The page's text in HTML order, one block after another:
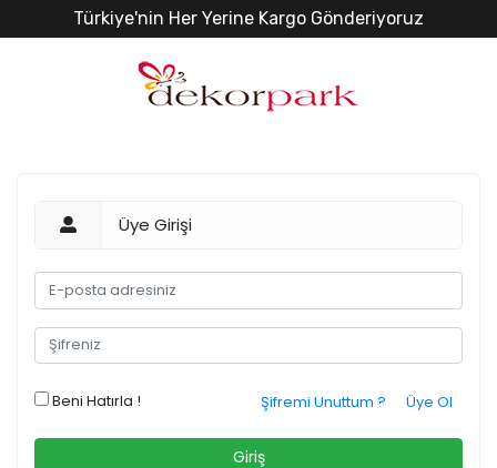
Türkiye'nin Her Yerine Kargo Gönderiyoruz
Üye Girişi
Beni Hatırla ! Üye Ol
Şifremi Unuttum ?